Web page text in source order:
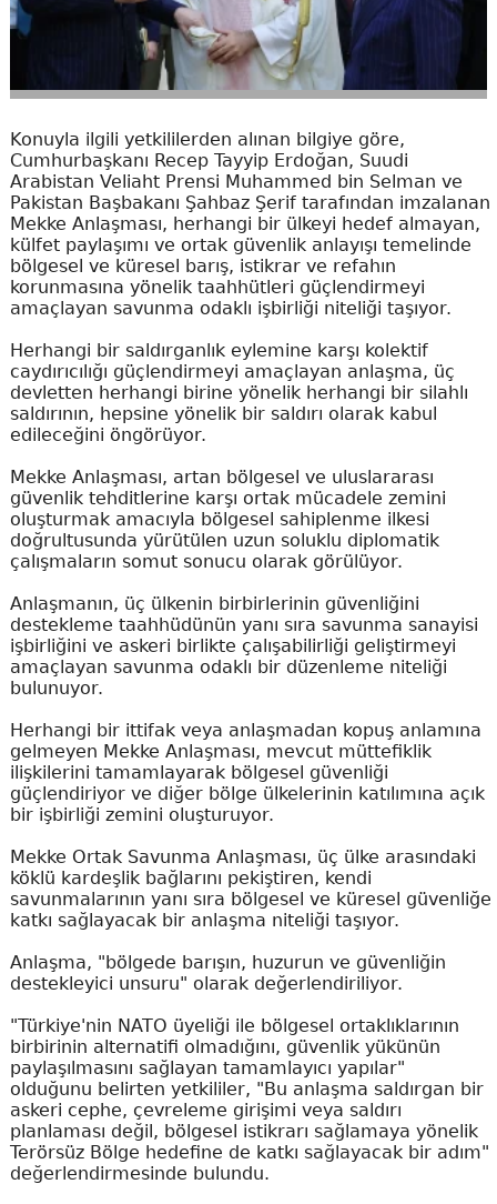
Konuyla ilgili yetkililerden alınan bilgiye göre,
Cumhurbaşkanı Recep Tayyip Erdoğan, Suudi
Arabistan Veliaht Prensi Muhammed bin Selman ve
Pakistan Başbakanı Şahbaz Şerif tarafından imzalanan
Mekke Anlaşması, herhangi bir ülkeyi hedef almayan,
külfet paylaşımı ve ortak güvenlik anlayışı temelinde
bölgesel ve küresel barış, istikrar ve refahın
korunmasına yönelik taahhütleri güçlendirmeyi
amaçlayan savunma odaklı işbirliği niteliği taşıyor.
Herhangi bir saldırganlık eylemine karşı kolektif
caydırıcılığı güçlendirmeyi amaçlayan anlaşma, üç
devletten herhangi birine yönelik herhangi bir silahlı
saldırının, hepsine yönelik bir saldırı olarak kabul
edileceğini öngörüyor.
Mekke Anlaşması, artan bölgesel ve uluslararası
güvenlik tehditlerine karşı ortak mücadele zemini
oluşturmak amacıyla bölgesel sahiplenme ilkesi
doğrultusunda yürütülen uzun soluklu diplomatik
çalışmaların somut sonucu olarak görülüyor.
Anlaşmanın, üç ülkenin birbirlerinin güvenliğini
destekleme taahhüdünün yanı sıra savunma sanayisi
işbirliğini ve askeri birlikte çalışabilirliği geliştirmeyi
amaçlayan savunma odaklı bir düzenleme niteliği
bulunuyor.
Herhangi bir ittifak veya anlaşmadan kopuş anlamına
gelmeyen Mekke Anlaşması, mevcut müttefiklik
ilişkilerini tamamlayarak bölgesel güvenliği
güçlendiriyor ve diğer bölge ülkelerinin katılımına açık
bir işbirliği zemini oluşturuyor.
Mekke Ortak Savunma Anlaşması, üç ülke arasındaki
köklü kardeşlik bağlarını pekiştiren, kendi
savunmalarının yanı sıra bölgesel ve küresel güvenliğe
katkı sağlayacak bir anlaşma niteliği taşıyor.
Anlaşma, "bölgede barışın, huzurun ve güvenliğin
destekleyici unsuru" olarak değerlendiriliyor.
"Türkiye'nin NATO üyeliği ile bölgesel ortaklıklarının
birbirinin alternatifi olmadığını, güvenlik yükünün
paylaşılmasını sağlayan tamamlayıcı yapılar"
olduğunu belirten yetkililer, "Bu anlaşma saldırgan bir
askeri cephe, çevreleme girişimi veya saldırı
planlaması değil, bölgesel istikrarı sağlamaya yönelik
Terörsüz Bölge hedefine de katkı sağlayacak bir adım"
değerlendirmesinde bulundu.